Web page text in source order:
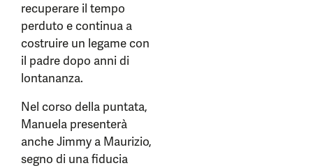
recuperare il tempo
perduto e continua a
costruire un legame con
il padre dopo anni di
lontananza.
Nel corso della puntata,
Manuela presenterà
anche Jimmy a Maurizio,
segno di una fiducia